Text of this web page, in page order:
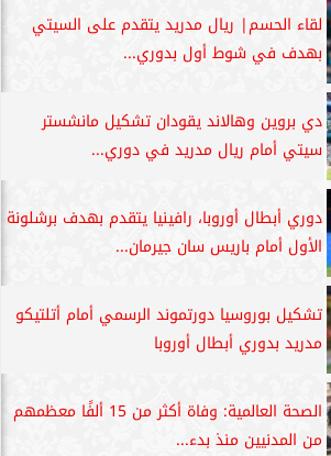
لقاء الحسم| ريال مدريد يتقدم على السيتي
بهدف في شوط أول بدوري...
دي بروين وهالاند يقودان تشكيل مانشستر
سيتي أمام ريال مدريد في دوري...
دوري أبطال أوروبا، رافينيا يتقدم بهدف برشلونة
الأول أمام باريس سان جيرمان...
تشكيل بوروسيا دورتموند الرسمي أمام أتلتيكو
مدريد بدوري أبطال أوروبا
الصحة العالمية: وفاة أكثر من 15 ألفًا معظمهم
من المدنيين منذ بدء...